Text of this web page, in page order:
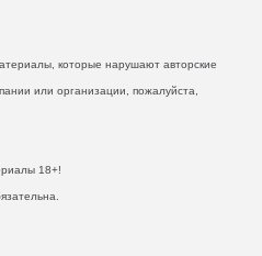
которые нарушают авторские
или организации, пожалуйста,
18+!